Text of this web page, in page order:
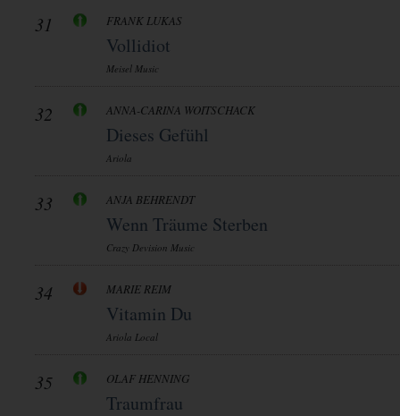
31 FRANK LUKAS
Vollidiot
Meisel Music
32 ANNA-CARINA WOITSCHACK
Dieses Gefühl
Ariola
33 ANJA BEHRENDT
Wenn Träume Sterben
Crazy Devision Music
34 MARIE REIM
Vitamin Du
Ariola Local
35 OLAF HENNING
Traumfrau